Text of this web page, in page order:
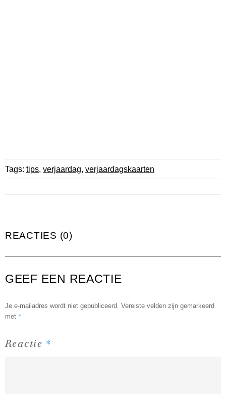
Tags: tips, verjaardag, verjaardagskaarten
REACTIES (0)
GEEF EEN REACTIE
Je e-mailadres wordt niet gepubliceerd. Vereiste velden zijn gemarkeerd
met *
Reactie *